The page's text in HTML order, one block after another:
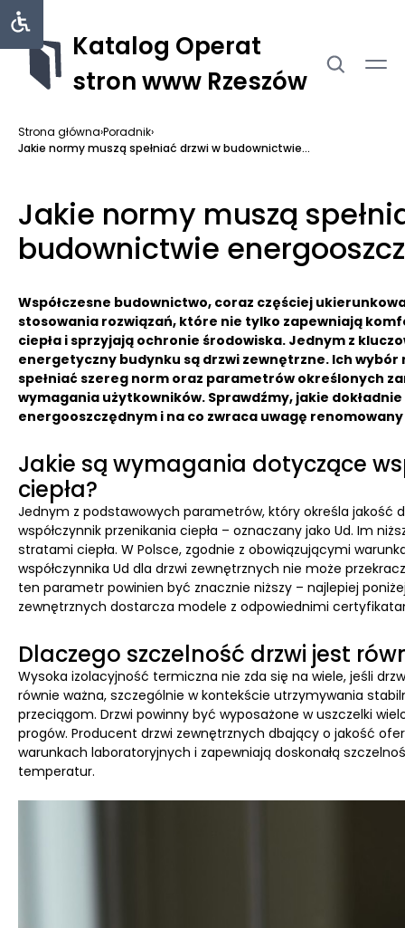
Katalog Operat
stron www Rzeszów
Strona główna›Poradnik›
Jakie normy muszą spełniać drzwi w budownictwie...
Jakie normy muszą
budownictwie
Współczesne budownictwo, coraz częściej
stosowania rozwiązań, które nie tylko zapewniają
ciepła i sprzyjają ochronie środowiska. Jednym z
energetyczny budynku są drzwi zewnętrzne. Ich
spełniać szereg norm oraz parametrów określonych
wymagania użytkowników. Sprawdźmy, jakie
energooszczędnym i na co zwraca uwagę renomowany
Jakie są wymagania dotyczące
ciepła?
Jednym z podstawowych parametrów, który określa jakość
współczynnik przenikania ciepła – oznaczany jako Ud. Im
stratami ciepła. W Polsce, zgodnie z obowiązującymi
współczynnika Ud dla drzwi zewnętrznych nie może
ten parametr powinien być znacznie niższy – najlepiej
zewnętrznych dostarcza modele z odpowiednimi
Dlaczego szczelność drzwi jest
Wysoka izolacyjność termiczna nie zda się na wiele, jeśli
równie ważna, szczególnie w kontekście utrzymywania
przeciągom. Drzwi powinny być wyposażone w uszczelki
progów. Producent drzwi zewnętrznych dbający o jakość
warunkach laboratoryjnych i zapewniają doskonałą
temperatur.